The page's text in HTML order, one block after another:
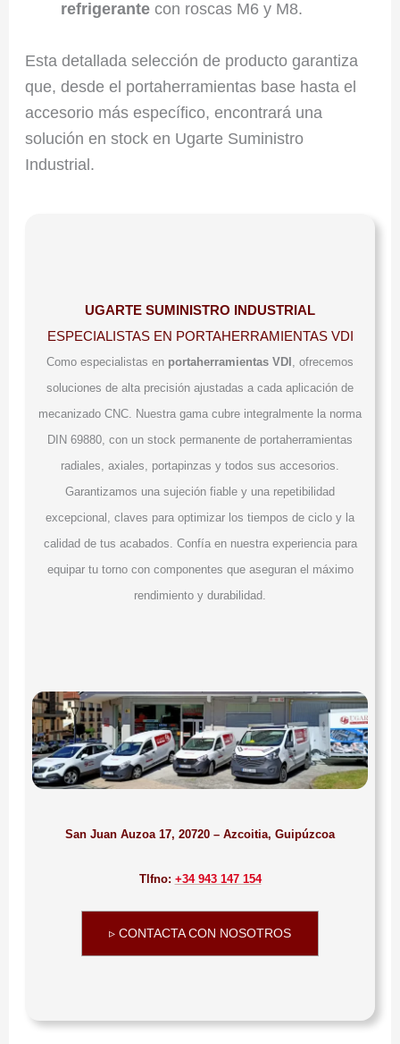
refrigerantecon roscas M6 y M8.
Esta detallada selección de producto garantiza
que, desde el portaherramientas base hasta el
accesorio más específico, encontrará una
solución en stock en Ugarte Suministro
Industrial.
UGARTE SUMINISTRO INDUSTRIAL
ESPECIALISTAS EN PORTAHERRAMIENTAS VDI
Como especialistas en portaherramientas VDI , ofrecemos
soluciones de alta precisión ajustadas a cada aplicación de
mecanizado CNC. Nuestra gama cubre integralmente la norma
DIN 69880, con un stock permanente de portaherramientas
radiales, axiales, portapinzas y todos sus accesorios.
Garantizamos una sujeción fiable y una repetibilidad
excepcional, claves para optimizar los tiempos de ciclo y la
calidad de tus acabados. Confía en nuestra experiencia para
equipar tu torno con componentes que aseguran el máximo
rendimiento y durabilidad.
San Juan Auzoa 17, 20720 – Azcoitia, Guipúzcoa
Tlfno: +34 943 147 154
▹ CONTACTA CON NOSOTROS